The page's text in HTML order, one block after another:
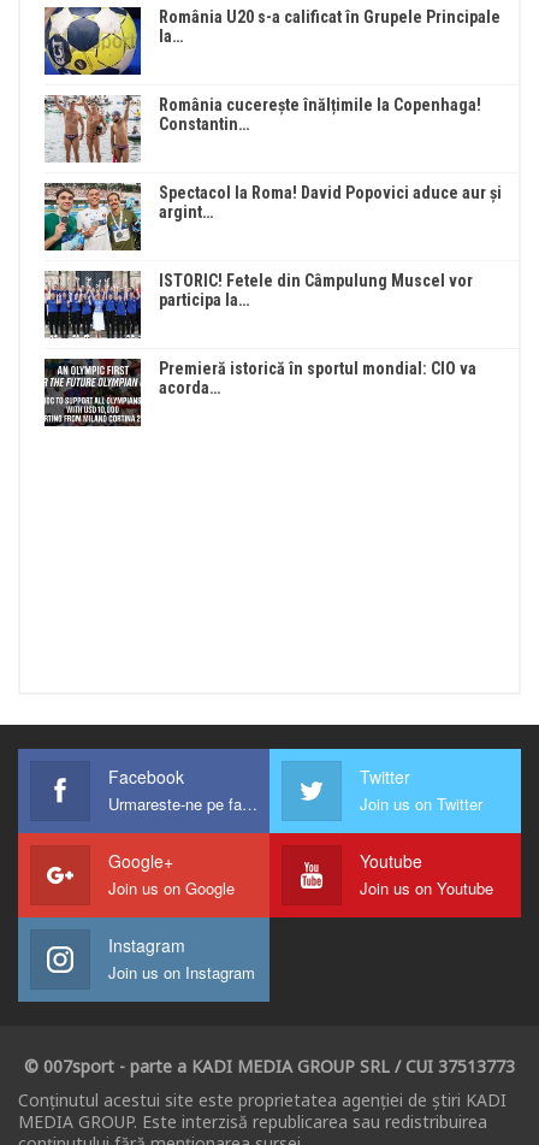
România U20 s-a calificat în Grupele Principale
la…
România cucerește înălțimile la Copenhaga!
Constantin…
Spectacol la Roma! David Popovici aduce aur și
argint…
ISTORIC! Fetele din Câmpulung Muscel vor
participa la…
Premieră istorică în sportul mondial: CIO va
acorda…
Facebook
Urmareste-ne pe facebook !
Twitter
Join us on Twitter
Google+
Join us on Google
Youtube
Join us on Youtube
Instagram
Join us on Instagram
© 007sport - parte a KADI MEDIA GROUP SRL / CUI 37513773
Conținutul acestui site este proprietatea agenției de știri KADI
MEDIA GROUP. Este interzisă republicarea sau redistribuirea